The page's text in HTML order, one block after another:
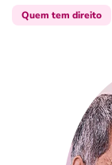
Quem tem direito